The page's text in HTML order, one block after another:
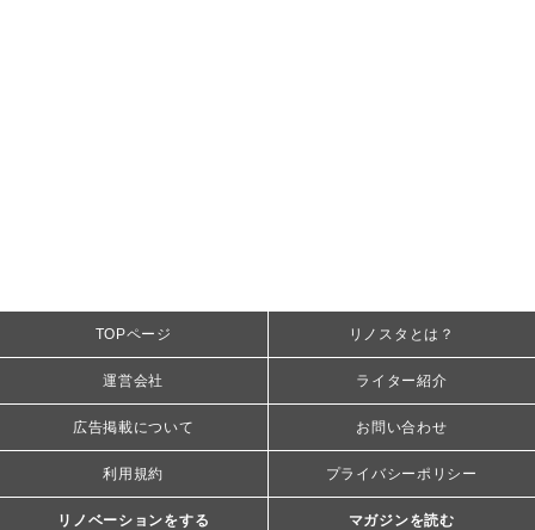
TOPページ リノスタとは？
運営会社 ライター紹介
広告掲載について お問い合わせ
利用規約 プライバシーポリシー
リノベーションをする マガジンを読む